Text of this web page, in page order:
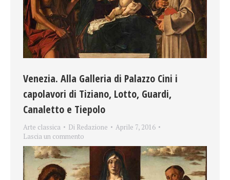
Venezia. Alla Galleria di Palazzo Cini i
capolavori di Tiziano, Lotto, Guardi,
Canaletto e Tiepolo
Arte classica Di Redazione
Aprile 7, 2016
Lascia un commento